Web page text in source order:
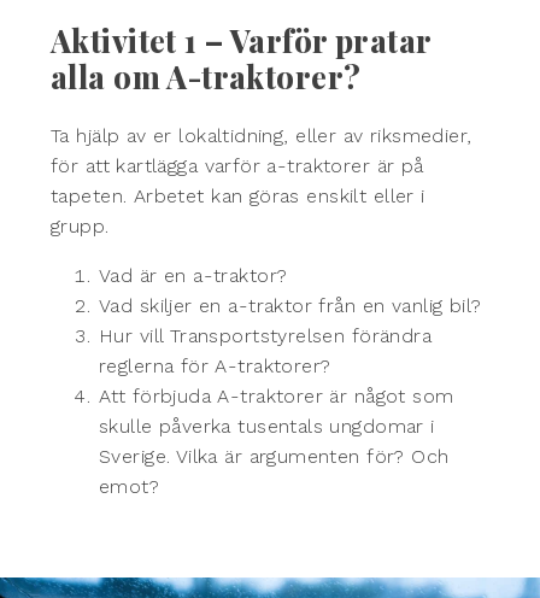
Aktivitet 1 – Varför pratar
alla om A-traktorer?
Ta hjälp av er lokaltidning, eller av riksmedier,
för att kartlägga varför a-traktorer är på
tapeten. Arbetet kan göras enskilt eller i
grupp.
Vad är en a-traktor?
Vad skiljer en a-traktor från en vanlig bil?
Hur vill Transportstyrelsen förändra
reglerna för A-traktorer?
Att förbjuda A-traktorer är något som
skulle påverka tusentals ungdomar i
Sverige. Vilka är argumenten för? Och
emot?